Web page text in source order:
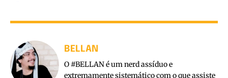
BELLAN
O #BELLAN é um nerd assíduo e
extremamente sistemático com o que assiste